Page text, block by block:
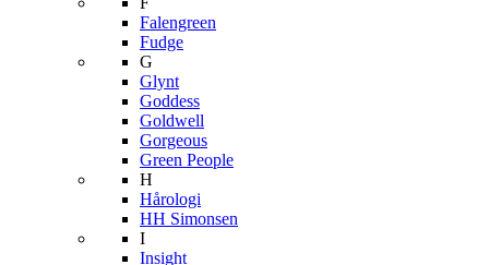
Falengreen
Fudge
G
Glynt
Goddess
Goldwell
Gorgeous
Green People
H
Hårologi
HH Simonsen
I
Insight